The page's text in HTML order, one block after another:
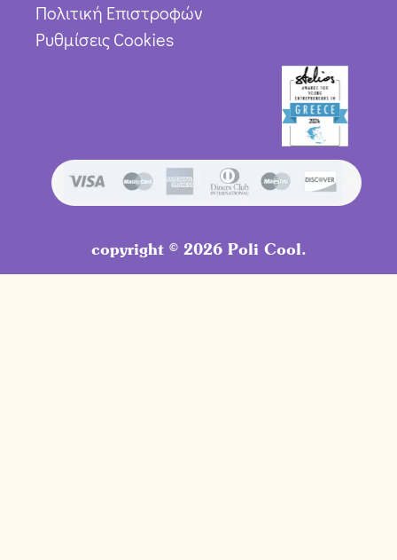
Πολιτική Επιστροφών
Ρυθμίσεις Cookies
copyright © 2026 Poli Cool.